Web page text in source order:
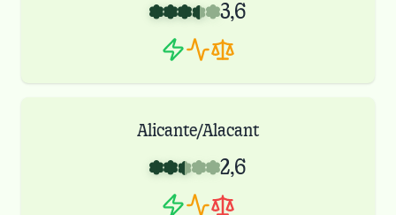
3,6
Alicante/Alacant
2,6